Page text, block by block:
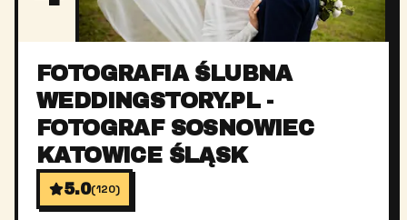
FOTOGRAFIA ŚLUBNA
WEDDINGSTORY.PL -
FOTOGRAF SOSNOWIEC
KATOWICE ŚLĄSK
5.0(120)